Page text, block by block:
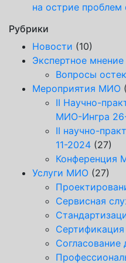
на острие проблем
Рубрики
Новости (10)
Экспертное мнение
Вопросы
Мероприятия МИО
II Научно-
МИО-Ингра
II научно-
11-2024 (27)
Конференция
Услуги МИО (27)
Сервисная
Сертификация
Согласование